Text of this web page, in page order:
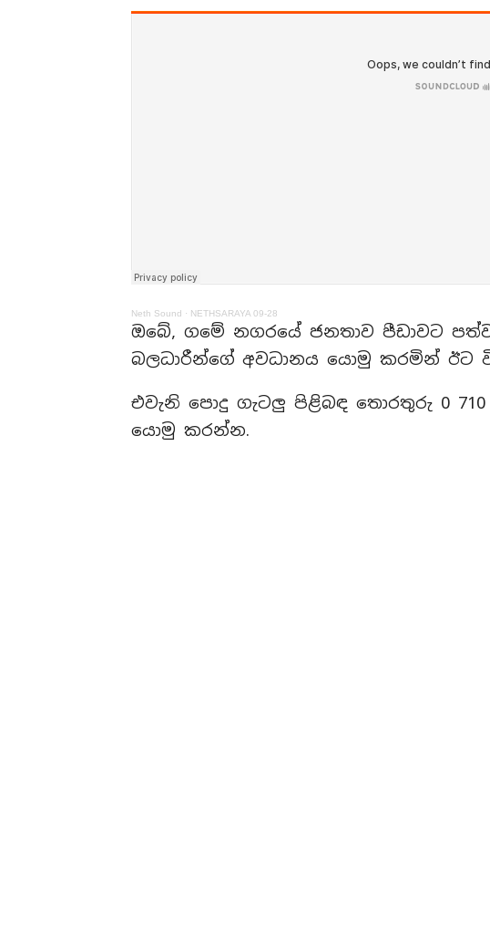
Neth Sound · NETHSARAYA 09-28
ඔබේ, ගමේ නගරයේ ජනතාව පීඩාවට
බලධාරීන්ගේ අවධානය යොමු කරමින් ඊට
එවැනි පොදු ගැටලු පිළිබඳ තොරතුරු 0
යොමු කරන්න.